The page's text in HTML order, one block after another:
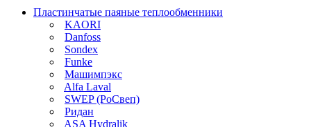
Пластинчатые паяные теплообменники
KAORI
Danfoss
Sondex
Funke
Машимпэкс
Alfa Laval
SWEP (РоСвеп)
Ридан
ASA Hydralik